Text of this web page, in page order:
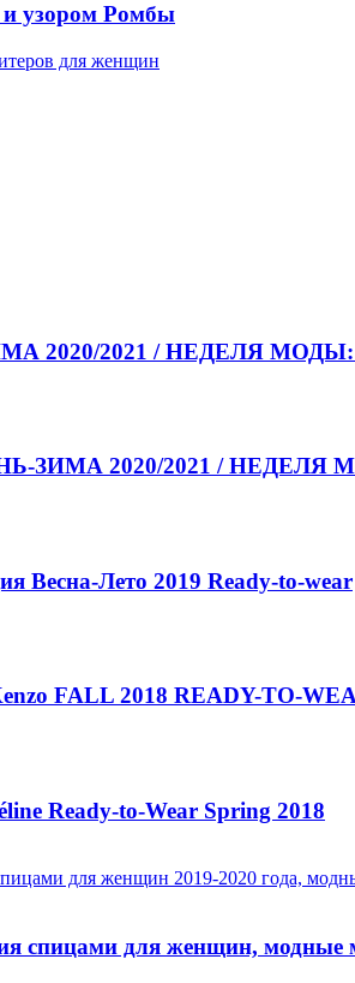
узором Ромбы
для женщин
2020/2021 / НЕДЕЛЯ
ЗИМА 2020/2021 /
Весна-Лето 2019 Ready-to-wear
FALL 2018 READY-TO-
Ready-to-Wear Spring 2018
спицами для женщин, модные